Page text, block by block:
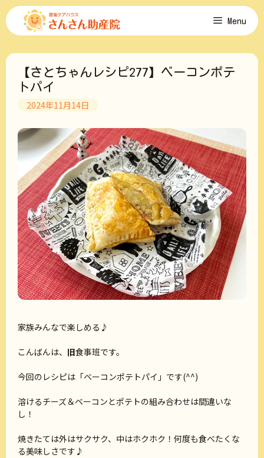
コ
ン
ツ
Menu
【さとちゃんレシピ277】ベーコンポテ
トパイ
2024年11月14日
家族みんなで楽しめる♪
こんばんは、 旧食事班です。
今回のレシピは「ベーコンポテトパイ」です(^^)
溶けるチーズ＆ベーコンとポテトの組み合わせは間違いな
し！
焼きたては外はサクサク、中はホクホク！何度も食べたくな
る美味しさです♪